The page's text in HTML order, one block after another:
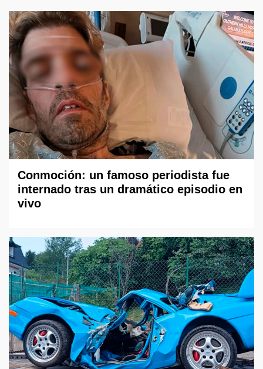
Conmoción: un famoso periodista fue
internado tras un dramático episodio en
vivo